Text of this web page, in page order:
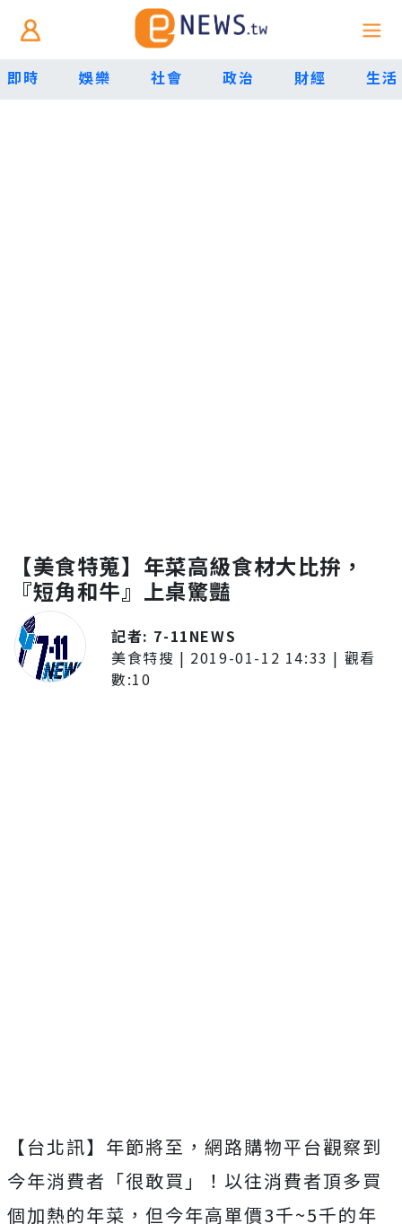
即時 娛樂 社會 政治 財經 生活
【美食特蒐】年菜高級食材大比拚，
『短角和牛』上桌驚豔
記者: 7-11NEWS
美食特搜 | 2019-01-12 14:33 | 觀看
數:10
【台北訊】年節將至，網路購物平台觀察到
今年消費者「很敢買」！以往消費者頂多買
個加熱的年菜，但今年高單價3千~5千的年